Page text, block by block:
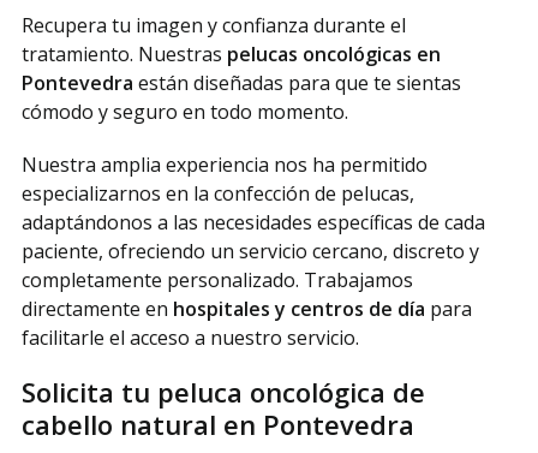
Recupera tu imagen y confianza durante el
tratamiento. Nuestras pelucas oncológicas en
Pontevedra están diseñadas para que te sientas
cómodo y seguro en todo momento.
Nuestra amplia experiencia nos ha permitido
especializarnos en la confección de pelucas,
adaptándonos a las necesidades específicas de cada
paciente, ofreciendo un servicio cercano, discreto y
completamente personalizado. Trabajamos
directamente en hospitales y centros de día para
facilitarle el acceso a nuestro servicio.
Solicita tu peluca oncológica de
cabello natural en Pontevedra